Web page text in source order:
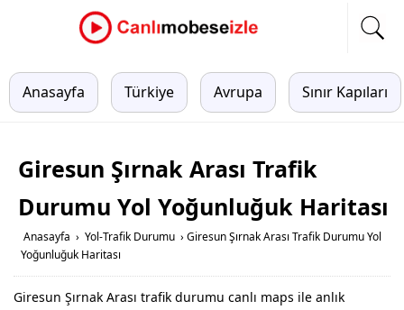
Anasayfa Türkiye Avrupa Sınır Kapıları
Giresun Şırnak Arası Trafik
Durumu Yol Yoğunluğuk Haritası
Anasayfa › Yol-Trafik Durumu › Giresun Şırnak Arası Trafik Durumu Yol
Yoğunluğuk Haritası
Giresun Şırnak Arası trafik durumu canlı maps ile anlık